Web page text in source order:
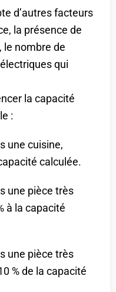
d’autres facteurs
la présence de
le nombre de
qui
la capacité
:
une cuisine,
calculée.
une pièce très
à la capacité
une pièce très
% de la capacité